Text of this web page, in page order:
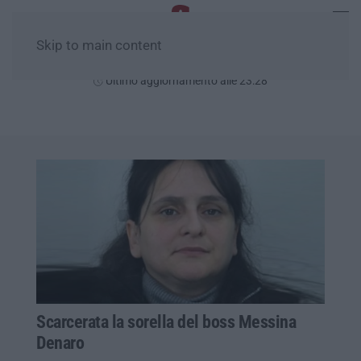
Skip to main content
Ultimo aggiornamento alle 23:28
Scarcerata la sorella del boss Messina
Denaro